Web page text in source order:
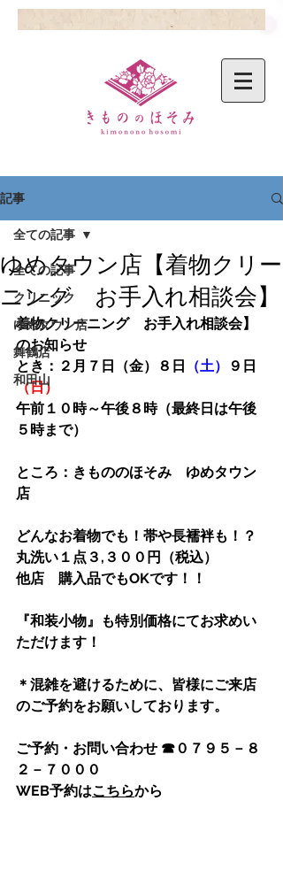
記事
全ての記事
クリニック
ゆめタウン店
舞鶴店
和田山
全ての記事
ゆめタウン店【着物クリー
ニング お手入れ相談会】
着物クリーニング　お手入れ相談会】
のお知らせ
とき：２月７日（金）８日
（土）
９日
（日）
午前１０時～午後８時（最終日は午後
５時まで）
ところ：きもののほそみ　ゆめタウン
店
どんなお着物でも！帯や長襦袢も！？
丸洗い１点３,３００円（税込）
他店　購入品でもOKです！！
『和装小物』も特別価格にてお求めい
ただけます！
＊混雑を避けるために、皆様にご来店
のご予約をお願いしております。
ご予約・お問い合わせ ☎０７９５－８
２－７０００
WEB予約はこちらから